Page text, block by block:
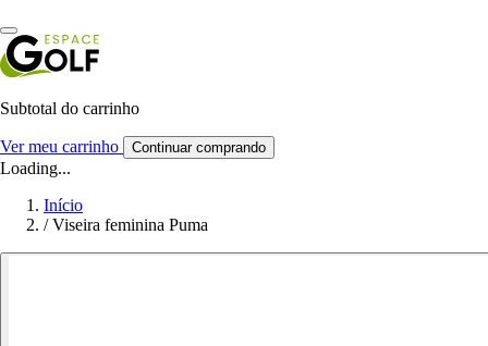
Subtotal do carrinho
Ver meu carrinho Continuar comprando
Loading...
Início
/ Viseira feminina Puma